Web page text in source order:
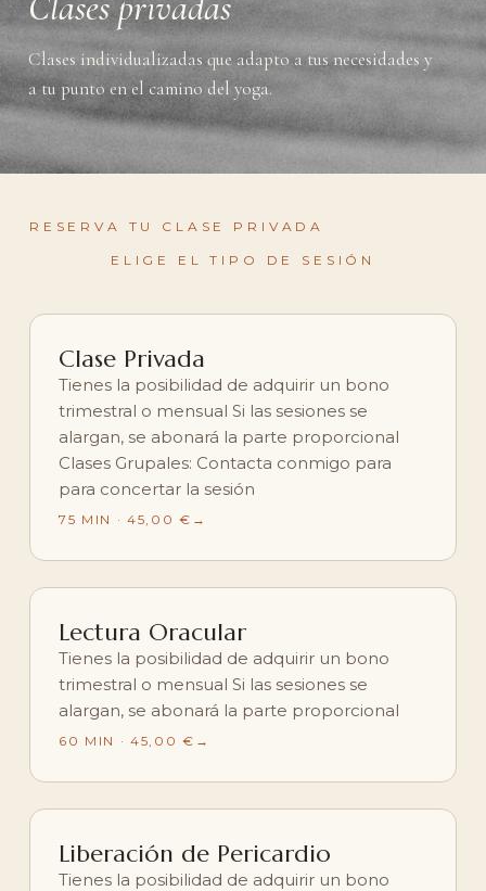
Clases individualizadas que adapto a tus necesidades y
a tu punto en el camino del yoga.
RESERVA TU CLASE PRIVADA
ELIGE EL TIPO DE SESIÓN
Clase Privada
Tienes la posibilidad de adquirir un bono
trimestral o mensual Si las sesiones se
alargan, se abonará la parte proporcional
Clases Grupales: Contacta conmigo para
para concertar la sesión
75 MIN · 45,00 €
Lectura Oracular
Tienes la posibilidad de adquirir un bono
trimestral o mensual Si las sesiones se
alargan, se abonará la parte proporcional
60 MIN · 45,00 €
Liberación de Pericardio
Tienes la posibilidad de adquirir un bono